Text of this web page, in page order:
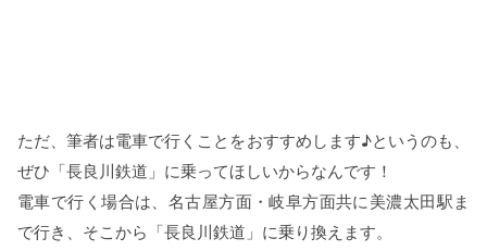
ただ、筆者は電車で行くことをおすすめします♪というのも、
ぜひ「長良川鉄道」に乗ってほしいからなんです！
電車で行く場合は、名古屋方面・岐阜方面共に美濃太田駅ま
で行き、そこから「長良川鉄道」に乗り換えます。